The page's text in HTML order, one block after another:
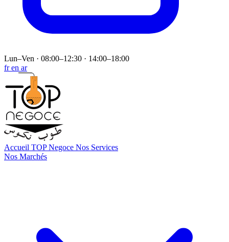
Lun–Ven · 08:00–12:30 · 14:00–18:00
fren ar
Accueil TOP Negoce Nos Services
Nos Marchés